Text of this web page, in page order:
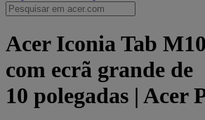
Acer Iconia Tab
com ecrã grande de
10 polegadas | Acer